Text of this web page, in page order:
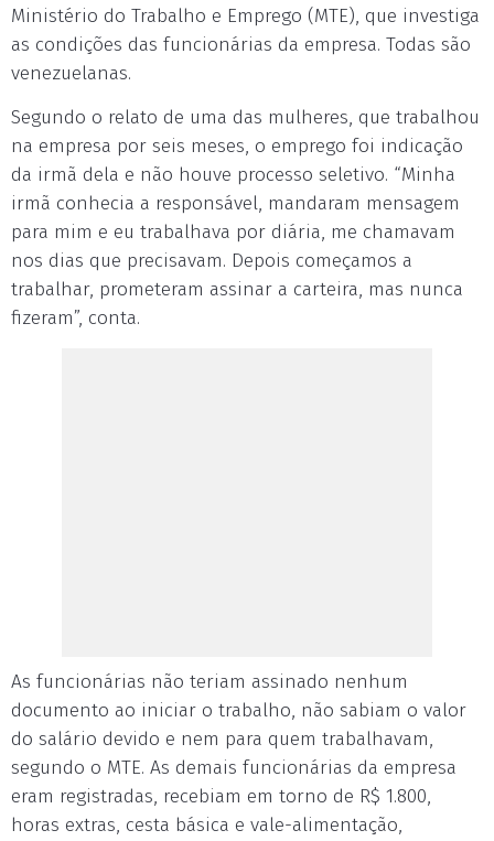
Ministério do Trabalho e Emprego (MTE), que investiga
as condições das funcionárias da empresa. Todas são
venezuelanas.
Segundo o relato de uma das mulheres, que trabalhou
na empresa por seis meses, o emprego foi indicação
da irmã dela e não houve processo seletivo. “Minha
irmã conhecia a responsável, mandaram mensagem
para mim e eu trabalhava por diária, me chamavam
nos dias que precisavam. Depois começamos a
trabalhar, prometeram assinar a carteira, mas nunca
fizeram”, conta.
As funcionárias não teriam assinado nenhum
documento ao iniciar o trabalho, não sabiam o valor
do salário devido e nem para quem trabalhavam,
segundo o MTE. As demais funcionárias da empresa
eram registradas, recebiam em torno de R$ 1.800,
horas extras, cesta básica e vale-alimentação,